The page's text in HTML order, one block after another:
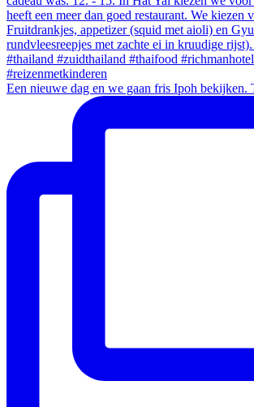
Een nieuwe dag en we gaan fris Ipoh bekijken.